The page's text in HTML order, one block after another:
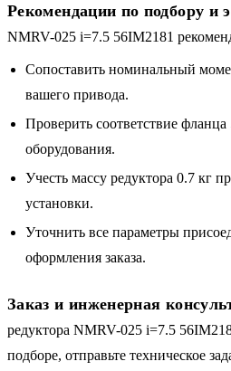
Рекомендации по подбору и
NMRV-025 i=7.5 56IM2181
Сопоставить номинальный
вашего привода.
Проверить соответствие
оборудования.
Учесть массу редуктора 0.7 кг
установки.
Уточнить все параметры
оформления заказа.
Заказ и инженерная
редуктора NMRV-025 i=7.5
подборе, отправьте техническое